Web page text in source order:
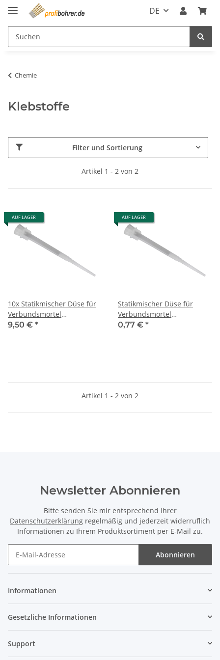
DE
Chemie
Klebstoffe
Filter und Sortierung
Artikel 1 - 2 von 2
AUF LAGER
10x Statikmischer Düse für
Verbundsmörtel
Injektionsmörtel
9,50 € *
AUF LAGER
Statikmischer Düse für
Verbundsmörtel
Injektionsmörtel
0,77 € *
Artikel 1 - 2 von 2
Newsletter Abonnieren
Bitte senden Sie mir entsprechend Ihrer
Datenschutzerklärung regelmäßig und jederzeit widerruflich
Informationen zu Ihrem Produktsortiment per E-Mail zu.
Abonnieren
Informationen
Gesetzliche Informationen
Support